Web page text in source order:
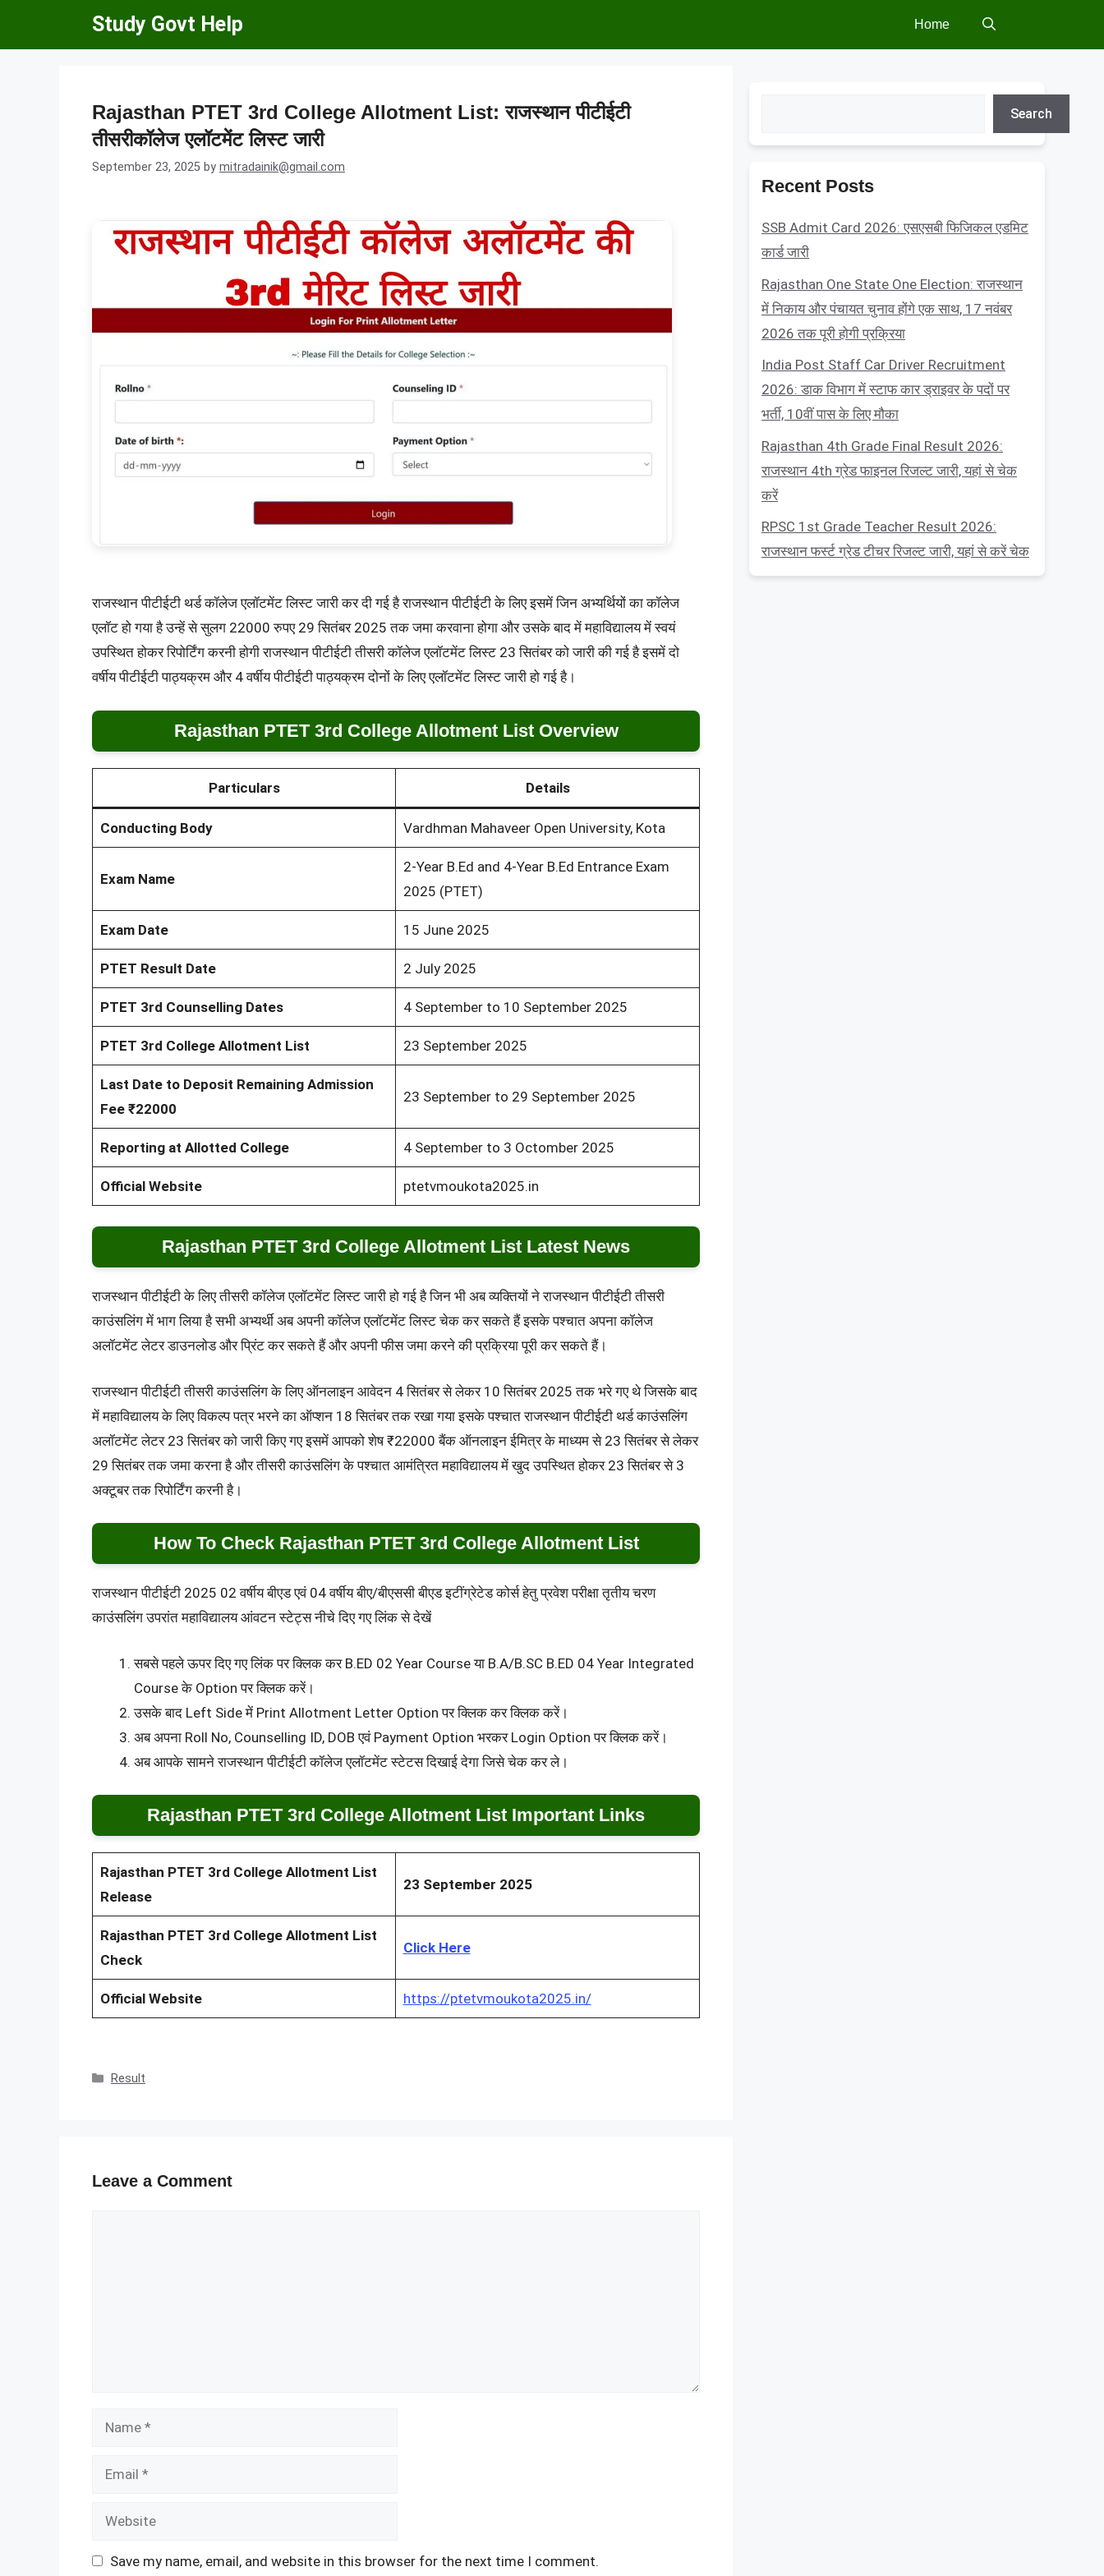
Study Govt Help Home
Rajasthan PTET 3rd College Allotment List: राजस्थान पीटीईटी
तीसरीकॉलेज एलॉटमेंट लिस्ट जारी
September 23, 2025 by mitradainik@gmail.com
राजस्थान पीटीईटी थर्ड कॉलेज एलॉटमेंट लिस्ट जारी कर दी गई है राजस्थान पीटीईटी के लिए इसमें जिन अभ्यर्थियों का कॉलेज
एलॉट हो गया है उन्हें से सुलग 22000 रुपए 29 सितंबर 2025 तक जमा करवाना होगा और उसके बाद में महाविद्यालय में स्वयं
उपस्थित होकर रिपोर्टिंग करनी होगी राजस्थान पीटीईटी तीसरी कॉलेज एलॉटमेंट लिस्ट 23 सितंबर को जारी की गई है इसमें दो
वर्षीय पीटीईटी पाठ्यक्रम और 4 वर्षीय पीटीईटी पाठ्यक्रम दोनों के लिए एलॉटमेंट लिस्ट जारी हो गई है।
Rajasthan PTET 3rd College Allotment List Overview
Particulars Details
Conducting Body Vardhman Mahaveer Open University, Kota
Exam Name
2-Year B.Ed and 4-Year B.Ed Entrance Exam
2025 (PTET)
Exam Date 15 June 2025
PTET Result Date 2 July 2025
PTET 3rd Counselling Dates 4 September to 10 September 2025
PTET 3rd College Allotment List 23 September 2025
Last Date to Deposit Remaining Admission
Fee ₹22000
23 September to 29 September 2025
Reporting at Allotted College 4 September to 3 Octomber 2025
Official Website ptetvmoukota2025.in
Rajasthan PTET 3rd College Allotment List Latest News
राजस्थान पीटीईटी के लिए तीसरी कॉलेज एलॉटमेंट लिस्ट जारी हो गई है जिन भी अब व्यक्तियों ने राजस्थान पीटीईटी तीसरी
काउंसलिंग में भाग लिया है सभी अभ्यर्थी अब अपनी कॉलेज एलॉटमेंट लिस्ट चेक कर सकते हैं इसके पश्चात अपना कॉलेज
अलॉटमेंट लेटर डाउनलोड और प्रिंट कर सकते हैं और अपनी फीस जमा करने की प्रक्रिया पूरी कर सकते हैं।
राजस्थान पीटीईटी तीसरी काउंसलिंग के लिए ऑनलाइन आवेदन 4 सितंबर से लेकर 10 सितंबर 2025 तक भरे गए थे जिसके बाद
में महाविद्यालय के लिए विकल्प पत्र भरने का ऑप्शन 18 सितंबर तक रखा गया इसके पश्चात राजस्थान पीटीईटी थर्ड काउंसलिंग
अलॉटमेंट लेटर 23 सितंबर को जारी किए गए इसमें आपको शेष ₹22000 बैंक ऑनलाइन ईमित्र के माध्यम से 23 सितंबर से लेकर
29 सितंबर तक जमा करना है और तीसरी काउंसलिंग के पश्चात आमंत्रित महाविद्यालय में खुद उपस्थित होकर 23 सितंबर से 3
अक्टूबर तक रिपोर्टिंग करनी है।
How To Check Rajasthan PTET 3rd College Allotment List
राजस्थान पीटीईटी 2025 02 वर्षीय बीएड एवं 04 वर्षीय बीए/बीएससी बीएड इटींग्रेटेड कोर्स हेतु प्रवेश परीक्षा तृतीय चरण
काउंसलिंग उपरांत महाविद्यालय आंवटन स्टेट्स नीचे दिए गए लिंक से देखें
सबसे पहले ऊपर दिए गए लिंक पर क्लिक कर B.ED 02 Year Course या B.A/B.SC B.ED 04 Year Integrated
Course के Option पर क्लिक करें।
उसके बाद Left Side में Print Allotment Letter Option पर क्लिक कर क्लिक करें।
अब अपना Roll No, Counselling ID, DOB एवं Payment Option भरकर Login Option पर क्लिक करें।
अब आपके सामने राजस्थान पीटीईटी कॉलेज एलॉटमेंट स्टेटस दिखाई देगा जिसे चेक कर ले।
Rajasthan PTET 3rd College Allotment List Important Links
Rajasthan PTET 3rd College Allotment List
Release
23 September 2025
Rajasthan PTET 3rd College Allotment List
Check
Click Here
Official Website https://ptetvmoukota2025.in/
Categories
Result
Leave a Comment
Name
Email
Website
Save my name, email, and website in this browser for the next time I comment.
Search
Recent Posts
SSB Admit Card 2026: एसएसबी फिजिकल एडमिट
कार्ड जारी
Rajasthan One State One Election: राजस्थान
में निकाय और पंचायत चुनाव होंगे एक साथ, 17 नवंबर
2026 तक पूरी होगी प्रक्रिया
India Post Staff Car Driver Recruitment
2026: डाक विभाग में स्टाफ कार ड्राइवर के पदों पर
भर्ती, 10वीं पास के लिए मौका
Rajasthan 4th Grade Final Result 2026:
राजस्थान 4th ग्रेड फाइनल रिजल्ट जारी, यहां से चेक
करें
RPSC 1st Grade Teacher Result 2026:
राजस्थान फर्स्ट ग्रेड टीचर रिजल्ट जारी, यहां से करें चेक